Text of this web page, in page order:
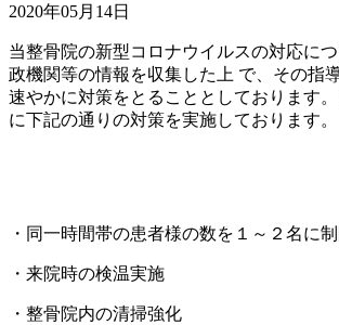
2020年05月14日
当整骨院の新型コロナウイルスの対応に
政機関等の情報を収集した上 で、その指
速やかに対策をとることとしております
に下記の通りの対策を実施しております。
・同一時間帯の患者様の数を１～２名に
・来院時の検温実施
・整骨院内の清掃強化